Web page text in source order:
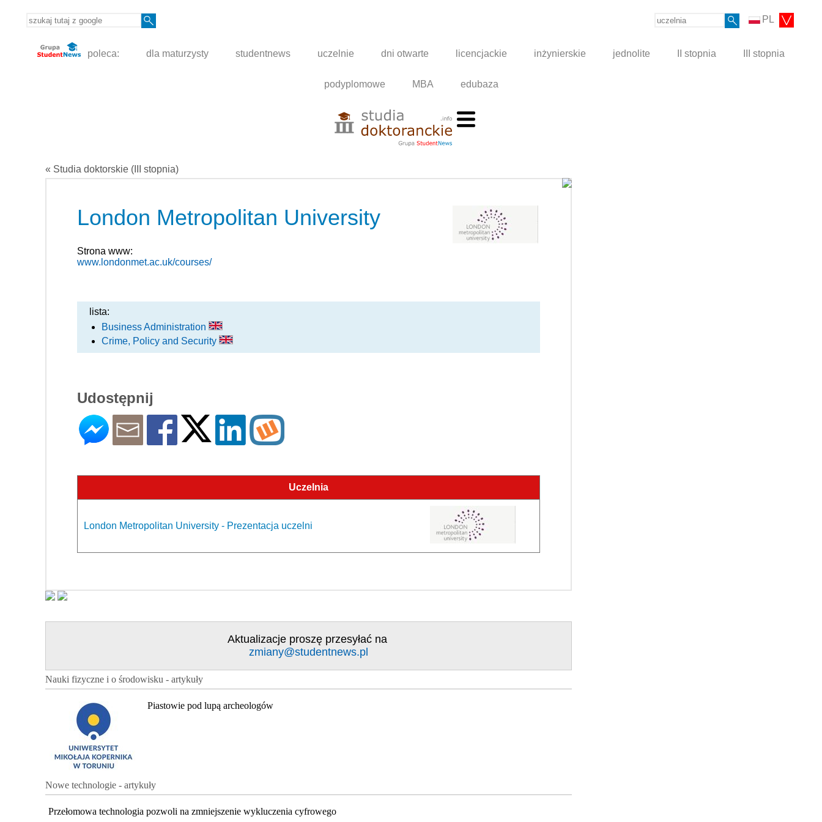
PL
poleca: dla maturzysty studentnews uczelnie dni otwarte licencjackie inżynierskie jednolite II stopnia III stopnia
podyplomowe MBA edubaza
« Studia doktorskie (III stopnia)
London Metropolitan University
Strona www:
www.londonmet.ac.uk/courses/
lista:
Business Administration
Crime, Policy and Security
Udostępnij
Uczelnia
London Metropolitan University - Prezentacja uczelni
Aktualizacje proszę przesyłać na
zmiany@studentnews.pl
Nauki fizyczne i o środowisku - artykuły
Piastowie pod lupą archeologów
Nowe technologie - artykuły
Przełomowa technologia pozwoli na zmniejszenie wykluczenia cyfrowego